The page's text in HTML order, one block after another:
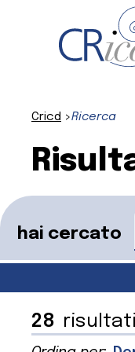
Cricd Ricerca
hai cercato
28